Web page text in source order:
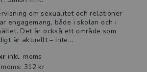
om sexualitet och relationer
engagemang, både i skolan och i
Det är också ett område som
är aktuellt – inte...
inkl. moms
312 kr